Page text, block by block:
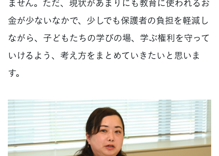
ません。ただ、現状があまりにも教育に使われるお
金が少ないなかで、少しでも保護者の負担を軽減し
ながら、子どもたちの学びの場、学ぶ権利を守って
いけるよう、考え方をまとめていきたいと思いま
す。